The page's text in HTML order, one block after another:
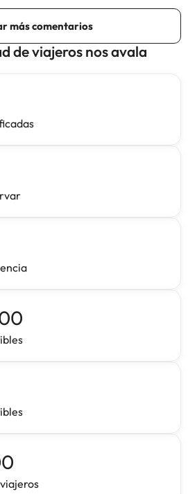
de viajeros nos avala